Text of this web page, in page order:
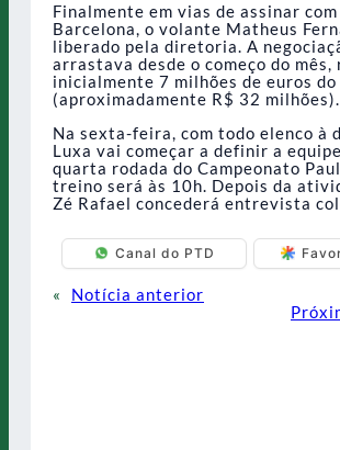
Finalmente em vias de assinar com
Barcelona, o volante Matheus
liberado pela diretoria. A
arrastava desde o começo do mês,
inicialmente 7 milhões de euros do
(aproximadamente R$ 32 milhões).
Na sexta-feira, com todo elenco à
Luxa vai começar a definir a
quarta rodada do Campeonato
treino será às 10h. Depois da
Zé Rafael concederá entrevista
Canal do PTD
«
Notícia anterior